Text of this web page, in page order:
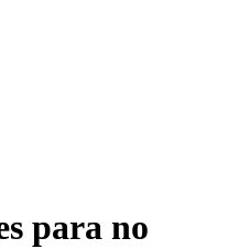
para no